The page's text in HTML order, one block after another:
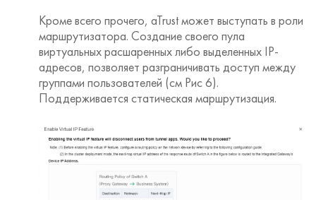
Кроме всего прочего, aTrust может выступать в роли
маршрутизатора. Создание своего пула
виртуальных расшаренных либо выделенных IP-
адресов, позволяет разграничивать доступ между
группами пользователей (см Рис 6).
Поддерживается статическая маршрутизация.